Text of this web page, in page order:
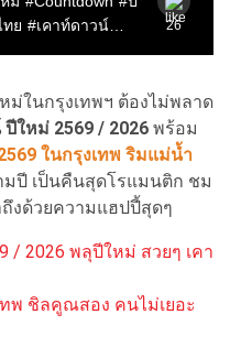
ม่ในกรุงเทพฯ ต้องไม่พลาด
ปีใหม่ 2569 / 2026 พร้อม
ในกรุงเทพ ริมแม่น้ำ
ปี เป็นคืนสุดโรแมนติก ชม
งด้วยความแฮปปี้สุดๆ
/ 2026 พลุปีใหม่ สวยๆ เคา
ทพ ชิลคูณสอง คนไม่เยอะ